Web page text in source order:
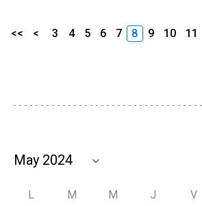
<< < 3 4 5 6 7 8 9 10 11
L M M J V